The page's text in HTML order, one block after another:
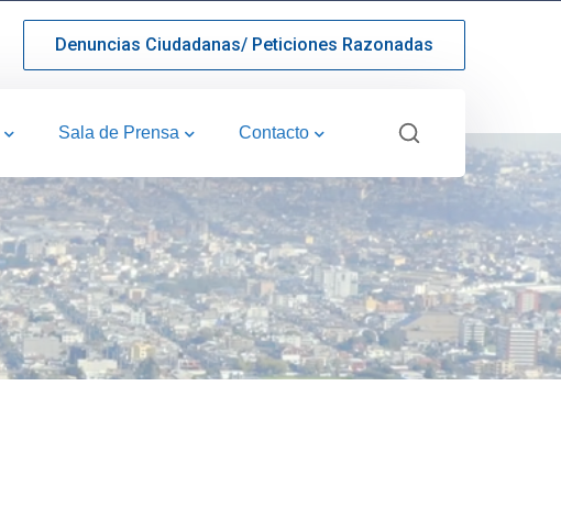
Denuncias Ciudadanas/ Peticiones Razonadas
Sala de Prensa Contacto